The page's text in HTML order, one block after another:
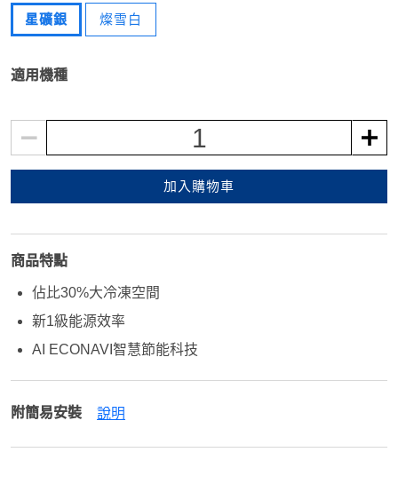
星礦銀 燦雪白
適用機種
1
加入購物車
商品特點
佔比30%大冷凍空間
新1級能源效率
AI ECONAVI智慧節能科技
附簡易安裝 說明